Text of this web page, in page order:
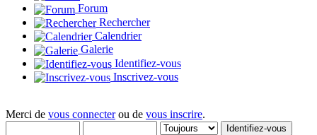
Forum
Rechercher
Calendrier
Galerie
Identifiez-vous
Inscrivez-vous
Merci de vous connecterou de vous inscrire.